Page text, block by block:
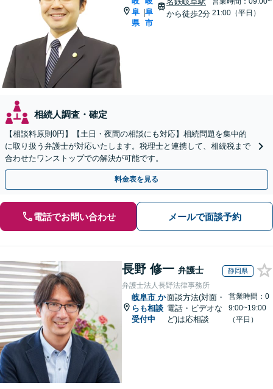
阜
県
|阜
市
から徒歩2分 21:00（平日）
相続人調査・確定
【相談料原則0円】【土日・夜間の相談にも対応】相続問題を集中的
に取り扱う弁護士が対応いたします。税理士と連携して、相続税まで
合わせたワンストップでの解決が可能です。
料金表を見る
電話でお問い合わせ メールで面談予約
長野 修一 弁護士 静岡県
弁護士法人長野法律事務所
岐阜市 か
らも相談
受付中
面談方法(対面・
電話・ビデオな
ど)は応相談
営業時間：0
9:00~19:00
（平日）